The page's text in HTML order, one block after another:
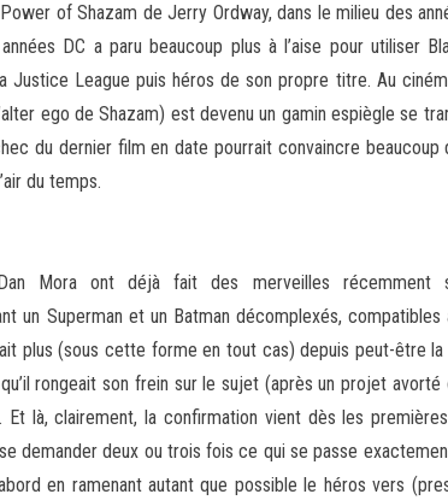
of Shazam de Jerry Ordway, dans le milieu des
DC a paru beaucoup plus à l’aise pour utiliser
League puis héros de son propre titre. Au
ego de Shazam) est devenu un gamin espiègle se
du dernier film en date pourrait convaincre beaucoup
du temps.
Mora ont déjà fait des merveilles récemment
un Superman et un Batman décomplexés,
plus (sous cette forme en tout cas) depuis peut-être
rongeait son frein sur le sujet (après un projet
là, clairement, la confirmation vient dès les
demander deux ou trois fois ce qui se passe
en ramenant autant que possible le héros vers